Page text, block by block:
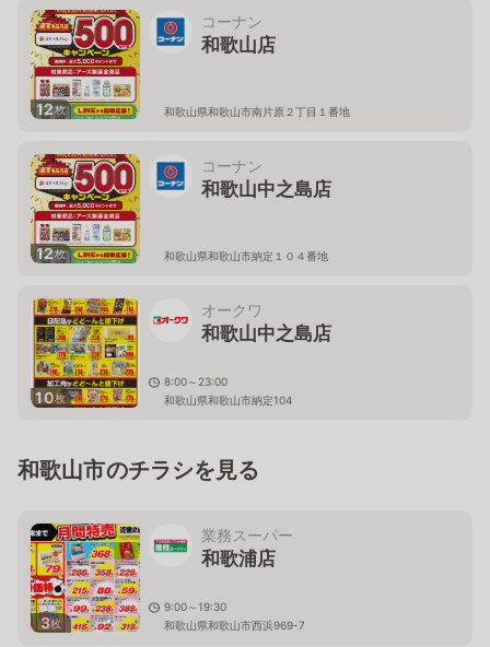
12枚
コーナン
和歌山店
和歌山県和歌山市南片原２丁目１番地
12枚
コーナン
和歌山中之島店
和歌山県和歌山市納定１０４番地
10枚
オークワ
和歌山中之島店
8:00～23:00
和歌山県和歌山市納定104
和歌山市のチラシを見る
3枚
業務スーパー
和歌浦店
9:00～19:30
和歌山県和歌山市西浜969-7